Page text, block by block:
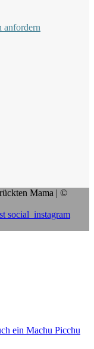
anfordern
Mama | ©
social_instagram
ein Machu Picchu